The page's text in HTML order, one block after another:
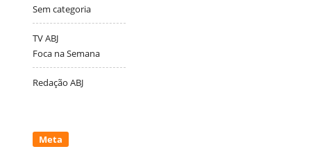
Sem categoria
TV ABJ
Foca na Semana
Redação ABJ
Meta